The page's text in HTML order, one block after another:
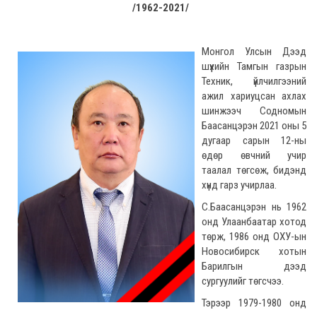
/1962-2021/
Монгол Улсын Дээд
шүүхийн Тамгын газрын
Техник, үйлчилгээний
ажил хариуцсан ахлах
шинжээч Содномын
Баасанцэрэн 2021 оны 5
дугаар сарын 12-ны
өдөр өвчний учир
таалал төгсөж, бидэнд
хүнд гарз учирлаа.
С.Баасанцэрэн нь 1962
онд Улаанбаатар хотод
төрж, 1986 онд ОХУ-ын
Новосибирск хотын
Барилгын дээд
сургуулийг төгсчээ.
Тэрээр 1979-1980 онд